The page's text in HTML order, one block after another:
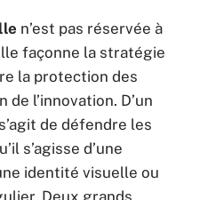
n’est pas réservée à
façonne la stratégie
la protection des
l’innovation. D’un
de défendre les
s’agisse d’une
identité visuelle ou
Deux grands